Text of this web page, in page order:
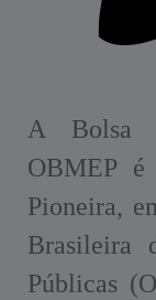
A Bolsa
OBMEP
Pioneira,
Brasileira
Públicas